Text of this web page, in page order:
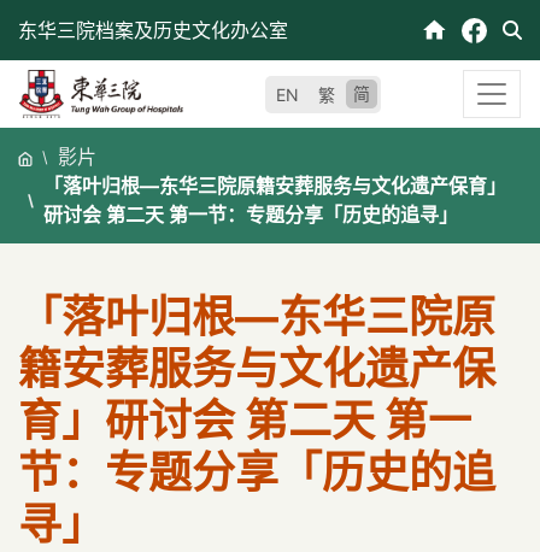
东华三院档案及历史文化办公室
EN 繁 简
影片
「落叶归根—东华三院原籍安葬服务与文化遗产保育」
研讨会 第二天 第一节：专题分享「历史的追寻」
「落叶归根—东华三院原
籍安葬服务与文化遗产保
育」研讨会 第二天 第一
节：专题分享「历史的追
寻」